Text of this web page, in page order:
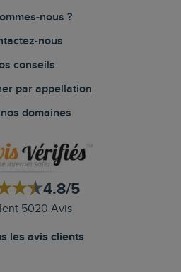
nous ?
nous
conseils
par appellation
domaines
4.8/5
5020 Avis
les avis clients